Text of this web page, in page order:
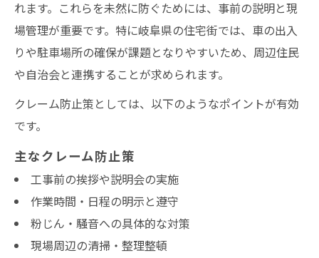
れます。これらを未然に防ぐためには、事前の説明と現
場管理が重要です。特に岐阜県の住宅街では、車の出入
りや駐車場所の確保が課題となりやすいため、周辺住民
や自治会と連携することが求められます。
クレーム防止策としては、以下のようなポイントが有効
です。
主なクレーム防止策
工事前の挨拶や説明会の実施
作業時間・日程の明示と遵守
粉じん・騒音への具体的な対策
現場周辺の清掃・整理整頓